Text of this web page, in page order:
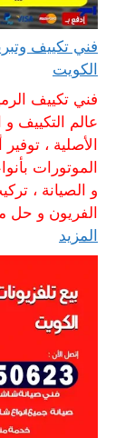
الكويت
فني تكييف
عالم التكييف و
الأصلية ،
الموتورات
و الصيانة ،
الفريون و حل
المزيد